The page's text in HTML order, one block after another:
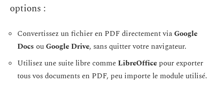
options :
Convertissez un fichier en PDF directement viaGoogle
Docs ouGoogle Drive, sans quitter votre navigateur.
Utilisez une suite libre commeLibreOffice pour exporter
tous vos documents en PDF, peu importe le module utilisé.